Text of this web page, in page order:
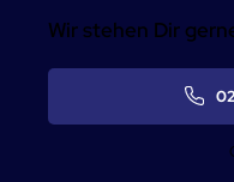
Wir stehen Dir